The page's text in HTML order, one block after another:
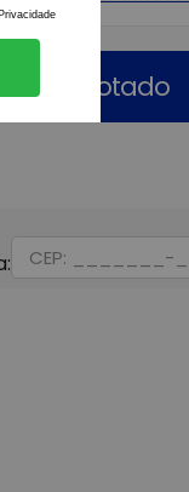
Esgotado